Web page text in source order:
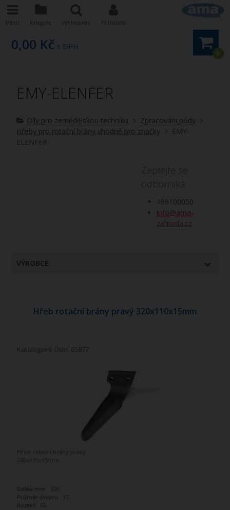
0
0,00 Kč s DPH
EMY-ELENFER
Díly pro zemědělskou techniku
Zpracování půdy
Hřeby pro rotační brány vhodné pro značky
EMY-
ELENFER
Zeptejte se
odborníka
498100050
info@ama-
zahrada.cz
VÝROBCE
Hřeb rotační brány pravý 320x110x15mm
Katalogové číslo: 65877
Hřeb rotační brány pravý
320x110x15mm
Délka mm:
Průměr otvoru:
17
Rozteč: 66
Menu Kategorie Vyhledávání Přihlášení